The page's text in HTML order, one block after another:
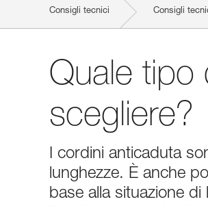
Consigli tecnici Consigli
Quale tipo
scegliere?
I cordini anticaduta
lunghezze. È anche
base alla situazione